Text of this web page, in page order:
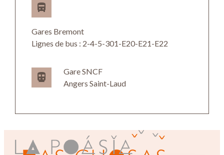
directions_bus
Gares Bremont
Lignes de bus : 2-4-5-301-E20-E21-E22
directions_subway
Gare SNCF
Angers Saint-Laud